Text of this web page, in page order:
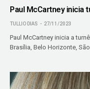
Paul McCartney inicia
TULLIO DIAS 27/11/2023
Paul McCartney inicia a
Brasília, Belo Horizonte,